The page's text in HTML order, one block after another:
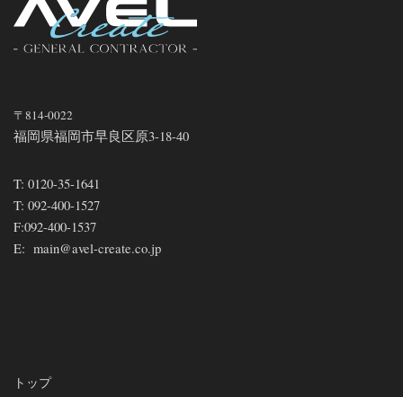
〒814-0022
福岡県福岡市早良区原3-18-40
T: 0120-35-1641
T: 092-400-1527
F:092-400-1537
E: main@avel-create.co.jp
トップ